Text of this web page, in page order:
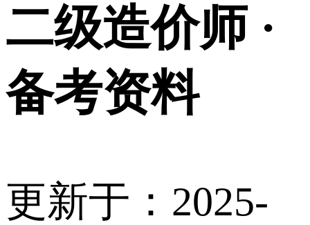
二级造价师 ·
备考资料
更新于：2025-